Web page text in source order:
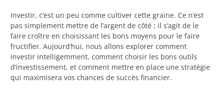
Investir, c’est un peu comme cultiver cette graine. Ce n’est
pas simplement mettre de l’argent de côté ; il s’agit de le
faire croître en choisissant les bons moyens pour le faire
fructifier. Aujourd’hui, nous allons explorer comment
investir intelligemment, comment choisir les bons outils
d’investissement, et comment mettre en place une stratégie
qui maximisera vos chances de succès financier.